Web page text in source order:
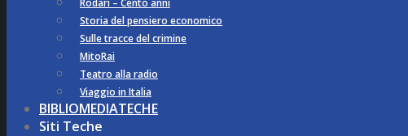
Rodari – Cento anni
Storia del pensiero economico
Sulle tracce del crimine
MitoRai
Teatro alla radio
Viaggio in Italia
BIBLIOMEDIATECHE
Siti Teche